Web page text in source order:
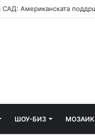
ШОУ-БИЗ МОЗАИК